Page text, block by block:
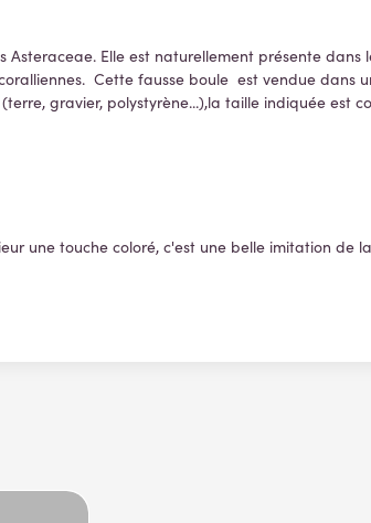
Elle est naturellement présente dans
Cette fausse boule est vendue dans
gravier, polystyrène...),la taille indiquée est
une touche coloré, c'est une belle imitation de